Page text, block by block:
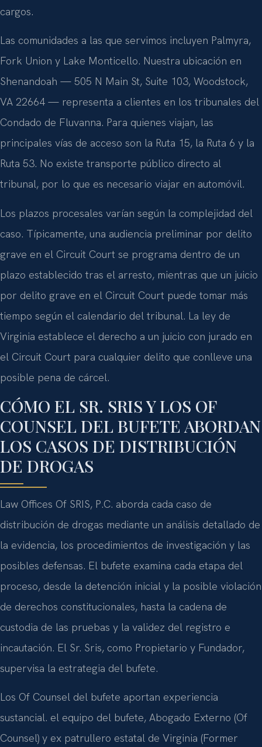
cargos.
Las comunidades a las que servimos incluyen Palmyra,
Fork Union y Lake Monticello. Nuestra ubicación en
Shenandoah — 505 N Main St, Suite 103, Woodstock,
VA 22664 — representa a clientes en los tribunales del
Condado de Fluvanna. Para quienes viajan, las
principales vías de acceso son la Ruta 15, la Ruta 6 y la
Ruta 53. No existe transporte público directo al
tribunal, por lo que es necesario viajar en automóvil.
Los plazos procesales varían según la complejidad del
caso. Típicamente, una audiencia preliminar por delito
grave en el Circuit Court se programa dentro de un
plazo establecido tras el arresto, mientras que un juicio
por delito grave en el Circuit Court puede tomar más
tiempo según el calendario del tribunal. La ley de
Virginia establece el derecho a un juicio con jurado en
el Circuit Court para cualquier delito que conlleve una
posible pena de cárcel.
CÓMO EL SR. SRIS Y LOS OF
COUNSEL DEL BUFETE ABORDAN
LOS CASOS DE DISTRIBUCIÓN
DE DROGAS
Law Offices Of SRIS, P.C. aborda cada caso de
distribución de drogas mediante un análisis detallado de
la evidencia, los procedimientos de investigación y las
posibles defensas. El bufete examina cada etapa del
proceso, desde la detención inicial y la posible violación
de derechos constitucionales, hasta la cadena de
custodia de las pruebas y la validez del registro e
incautación. El Sr. Sris, como Propietario y Fundador,
supervisa la estrategia del bufete.
Los Of Counsel del bufete aportan experiencia
sustancial. el equipo del bufete, Abogado Externo (Of
Counsel) y ex patrullero estatal de Virginia (Former